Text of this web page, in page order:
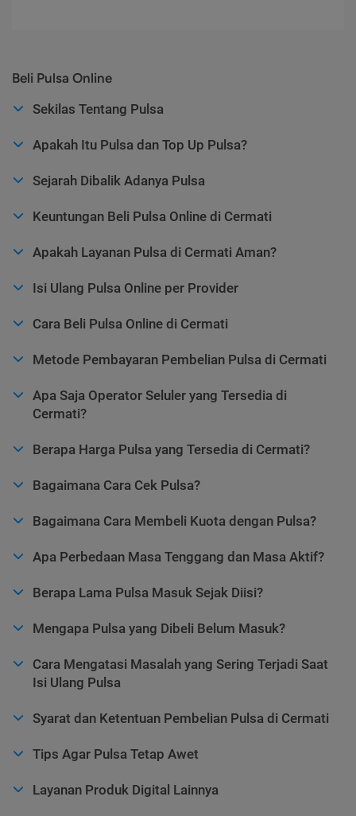
Beli Pulsa Online
Sekilas Tentang Pulsa
Apakah Itu Pulsa dan Top Up Pulsa?
Sejarah Dibalik Adanya Pulsa
Keuntungan Beli Pulsa Online di Cermati
Apakah Layanan Pulsa di Cermati Aman?
Isi Ulang Pulsa Online per Provider
Cara Beli Pulsa Online di Cermati
Metode Pembayaran Pembelian Pulsa di Cermati
Apa Saja Operator Seluler yang Tersedia di
Cermati?
Berapa Harga Pulsa yang Tersedia di Cermati?
Bagaimana Cara Cek Pulsa?
Bagaimana Cara Membeli Kuota dengan Pulsa?
Apa Perbedaan Masa Tenggang dan Masa Aktif?
Berapa Lama Pulsa Masuk Sejak Diisi?
Mengapa Pulsa yang Dibeli Belum Masuk?
Cara Mengatasi Masalah yang Sering Terjadi Saat
Isi Ulang Pulsa
Syarat dan Ketentuan Pembelian Pulsa di Cermati
Tips Agar Pulsa Tetap Awet
Layanan Produk Digital Lainnya